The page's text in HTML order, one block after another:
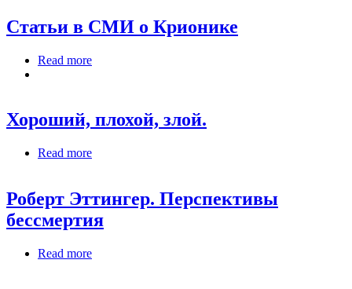
Статьи в СМИ о Крионике
Read more
Хороший, плохой, злой.
Read more
Роберт Эттингер. Перспективы
бессмертия
Read more